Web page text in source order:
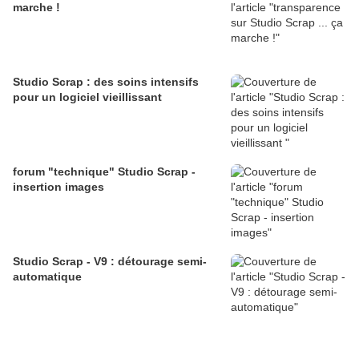
marche !
Studio Scrap : des soins intensifs
pour un logiciel vieillissant
forum "technique" Studio Scrap -
insertion images
Studio Scrap - V9 : détourage semi-
automatique